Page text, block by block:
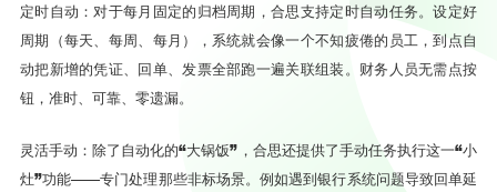
定时自动：对于每月固定的归档周期，合思支持定时自动任务。设定好
周期（每天、每周、每月），系统就会像一个不知疲倦的员工，到点自
动把新增的凭证、回单、发票全部跑一遍关联组装。财务人员无需点按
钮，准时、可靠、零遗漏。
灵活手动：除了自动化的“大锅饭”，合思还提供了手动任务执行这一“小
灶”功能——专门处理那些非标场景。例如遇到银行系统问题导致回单延